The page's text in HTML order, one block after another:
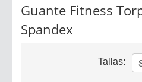
Guante Fitness
Spandex
Tallas: